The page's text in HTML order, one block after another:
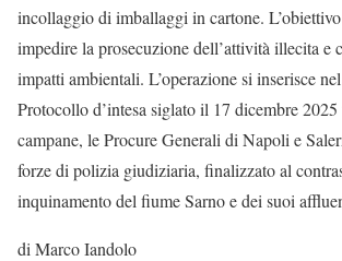
incollaggio di imballaggi in cartone.
impedire la prosecuzione dell’attività illecita e
impatti ambientali. L’operazione si inserisce
Protocollo d’intesa siglato il 17 dicembre
campane, le Procure Generali di Napoli e
forze di polizia giudiziaria, finalizzato al
inquinamento del fiume Sarno e dei suoi
di Marco Iandolo